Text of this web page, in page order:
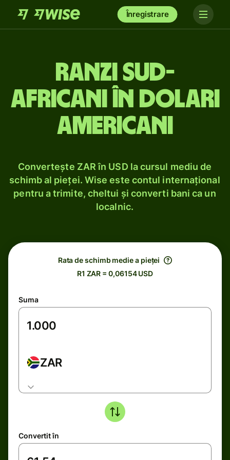
Înregistrare
Ranzi sud-
africani în dolari
americani
Convertește ZAR în USD la cursul mediu de
schimb al pieței. Wise este contul internațional
pentru a trimite, cheltui și converti bani ca un
localnic.
Rata de schimb medie a pieței
R1 ZAR = 0,06154 USD
Suma
ZAR
Convertit în